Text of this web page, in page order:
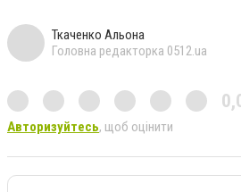
Ткаченко Альона
Головна редакторка 0512.ua
Авторизуйтесь, щоб оцінити